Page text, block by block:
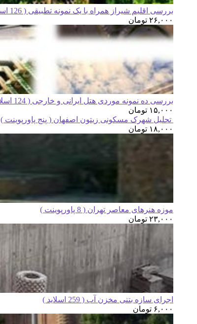
بررسی اقلیم شیراز همراه با یک نمونه تطبیقی ( 126 اسلاید )
۲۶,۰۰۰ تومان
بررسی ده نمونه موردی هتل ایرانی و خارجی ( 124 اسلاید )
۱۵,۰۰۰ تومان
تحلیل شهرک مسکونی زیتون اصفهان ( پنج پاورپوینت )
۱۸,۰۰۰ تومان
موزه هنرهای معاصر تهران ( 8 پاورپوینت )
۲۳,۰۰۰ تومان
اجرای سازه بتنی مخزن آب ( 259 اسلاید )
۶,۰۰۰ تومان